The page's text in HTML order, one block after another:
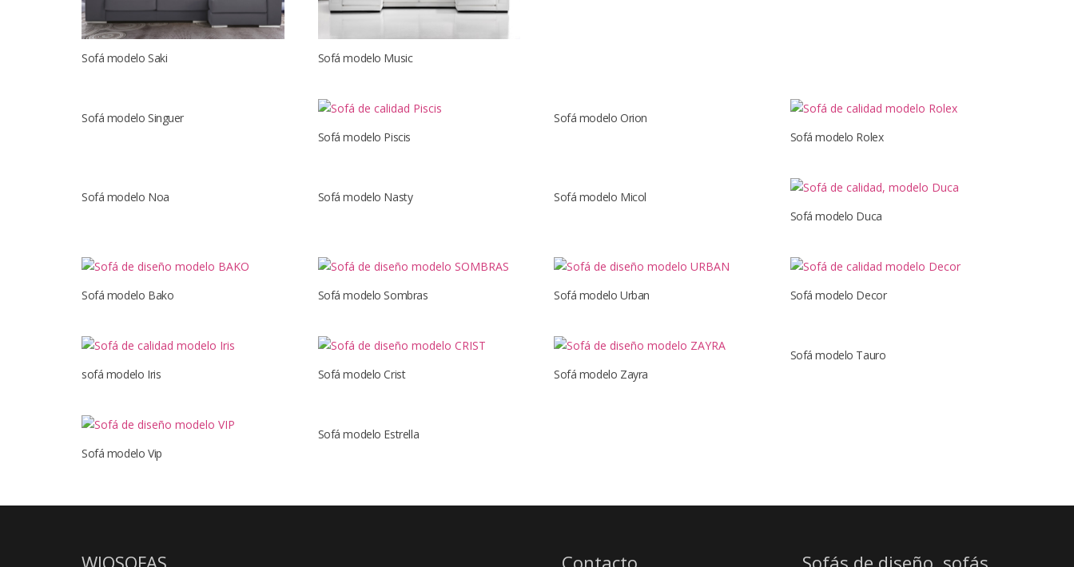
Sofá modelo Saki Sofá modelo Music
Sofá modelo Singuer
Sofá modelo Piscis
Sofá modelo Orion
Sofá modelo Rolex
Sofá modelo Noa Sofá modelo Nasty
Sofá modelo Micol
Sofá modelo Duca
Sofá modelo Bako Sofá modelo Sombras Sofá modelo Urban Sofá modelo Decor
sofá modelo Iris Sofá modelo Crist Sofá modelo Zayra
Sofá modelo Tauro
Sofá modelo Vip
Sofá modelo Estrella